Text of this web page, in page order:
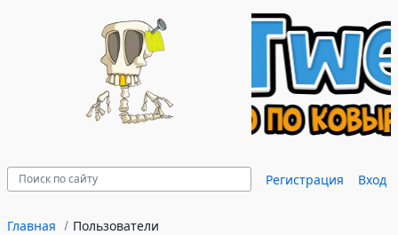
Регистрация Вход
Главная Пользователи